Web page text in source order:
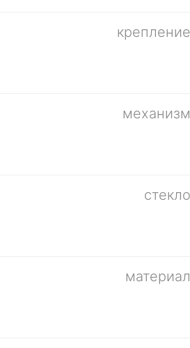
крепление
механизм
стекло
материал